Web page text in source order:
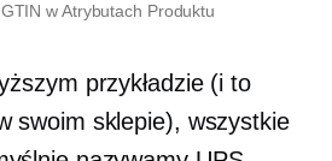
w Atrybutach Produktu
przykładzie (i to
swoim sklepie), wszystkie